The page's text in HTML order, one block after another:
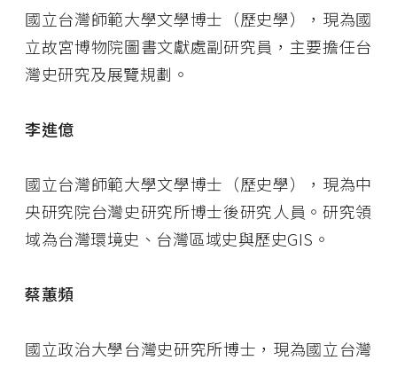
國立台灣師範大學文學博士（歷史學），現為國
立故宮博物院圖書文獻處副研究員，主要擔任台
灣史研究及展覽規劃。
李進億
國立台灣師範大學文學博士（歷史學），現為中
央研究院台灣史研究所博士後研究人員。研究領
域為台灣環境史、台灣區域史與歷史GIS。
蔡蕙頻
國立政治大學台灣史研究所博士，現為國立台灣